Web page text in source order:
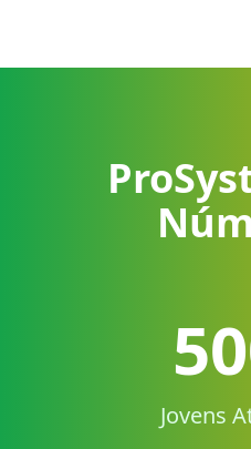
Jovens